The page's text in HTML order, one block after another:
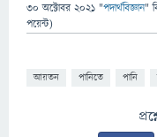
30 অক্টোবর 2021 "পদার্থবিজ্ঞান"
পয়েন্ট)
আয়তন পানিতে পানি